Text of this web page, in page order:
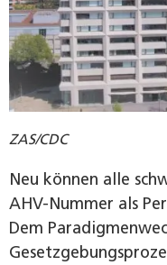
ZAS/CDC
Neu können alle
AHV-Nummer als
Dem